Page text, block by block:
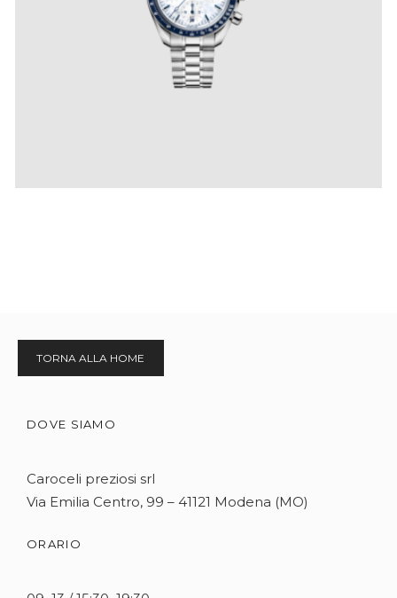
6,800.00 IVA Inclusa
TORNA ALLA HOME
DOVE SIAMO
Caroceli preziosi srl
Via Emilia Centro, 99 – 41121 Modena (MO)
ORARIO